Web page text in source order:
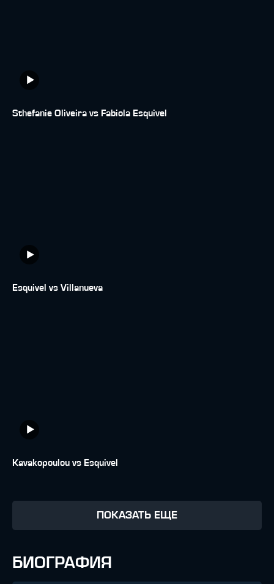
Sthefanie Oliveira vs Fabiola Esquivel
Esquivel vs Villanueva
Kavakopoulou vs Esquivel
ПОКАЗАТЬ ЕЩЕ
БИОГРАФИЯ